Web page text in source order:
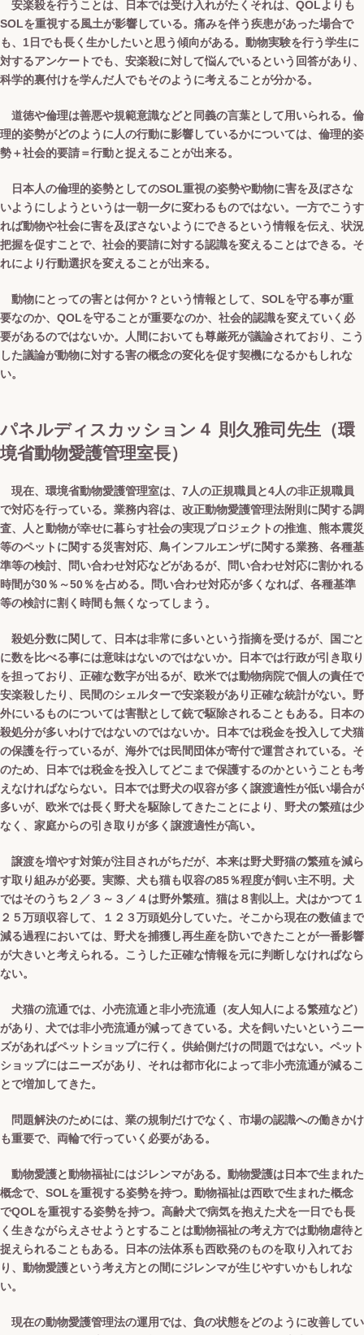
安楽殺を行うことは、日本では受け入れがたくそれは、QOLよりも
SOLを重視する風土が影響している。痛みを伴う疾患があった場合で
も、1日でも長く生かしたいと思う傾向がある。動物実験を行う学生に
対するアンケートでも、安楽殺に対して悩んでいるという回答があり、
科学的裏付けを学んだ人でもそのように考えることが分かる。
道徳や倫理は善悪や規範意識などと同義の言葉として用いられる。倫
理的姿勢がどのように人の行動に影響しているかについては、倫理的姿
勢＋社会的要請＝行動と捉えることが出来る。
日本人の倫理的姿勢としてのSOL重視の姿勢や動物に害を及ぼさな
いようにしようというは一朝一夕に変わるものではない。一方でこうす
れば動物や社会に害を及ぼさないようにできるという情報を伝え、状況
把握を促すことで、社会的要請に対する認識を変えることはできる。そ
れにより行動選択を変えることが出来る。
動物にとっての害とは何か？という情報として、SOLを守る事が重
要なのか、QOLを守ることが重要なのか、社会的認識を変えていく必
要があるのではないか。人間においても尊厳死が議論されており、こう
した議論が動物に対する害の概念の変化を促す契機になるかもしれな
い。
パネルディスカッション４ 則久雅司先生（環
境省動物愛護管理室長）
現在、環境省動物愛護管理室は、7人の正規職員と4人の非正規職員
で対応を行っている。業務内容は、改正動物愛護管理法附則に関する調
査、人と動物が幸せに暮らす社会の実現プロジェクトの推進、熊本震災
等のペットに関する災害対応、鳥インフルエンザに関する業務、各種基
準等の検討、問い合わせ対応などがあるが、問い合わせ対応に割かれる
時間が30％～50％を占める。問い合わせ対応が多くなれば、各種基準
等の検討に割く時間も無くなってしまう。
殺処分数に関して、日本は非常に多いという指摘を受けるが、国ごと
に数を比べる事には意味はないのではないか。日本では行政が引き取り
を担っており、正確な数字が出るが、欧米では動物病院で個人の責任で
安楽殺したり、民間のシェルターで安楽殺があり正確な統計がない。野
外にいるものについては害獣として銃で駆除されることもある。日本の
殺処分が多いわけではないのではないか。日本では税金を投入して犬猫
の保護を行っているが、海外では民間団体が寄付で運営されている。そ
のため、日本では税金を投入してどこまで保護するのかということも考
えなければならない。日本では野犬の収容が多く譲渡適性が低い場合が
多いが、欧米では長く野犬を駆除してきたことにより、野犬の繁殖は少
なく、家庭からの引き取りが多く譲渡適性が高い。
譲渡を増やす対策が注目されがちだが、本来は野犬野猫の繁殖を減ら
す取り組みが必要。実際、犬も猫も収容の85％程度が飼い主不明。犬
ではそのうち２／３～３／４は野外繁殖。猫は８割以上。犬はかつて１
２５万頭収容して、１２３万頭処分していた。そこから現在の数値まで
減る過程においては、野犬を捕獲し再生産を防いできたことが一番影響
が大きいと考えられる。こうした正確な情報を元に判断しなければなら
ない。
犬猫の流通では、小売流通と非小売流通（友人知人による繁殖など）
があり、犬では非小売流通が減ってきている。犬を飼いたいというニー
ズがあればペットショップに行く。供給側だけの問題ではない。ペット
ショップにはニーズがあり、それは都市化によって非小売流通が減るこ
とで増加してきた。
問題解決のためには、業の規制だけでなく、市場の認識への働きかけ
も重要で、両輪で行っていく必要がある。
動物愛護と動物福祉にはジレンマがある。動物愛護は日本で生まれた
概念で、SOLを重視する姿勢を持つ。動物福祉は西欧で生まれた概念
でQOLを重視する姿勢を持つ。高齢犬で病気を抱えた犬を一日でも長
く生きながらえさせようとすることは動物福祉の考え方では動物虐待と
捉えられることもある。日本の法体系も西欧発のものを取り入れてお
り、動物愛護という考え方との間にジレンマが生じやすいかもしれな
い。
現在の動物愛護管理法の運用では、負の状態をどのように改善してい